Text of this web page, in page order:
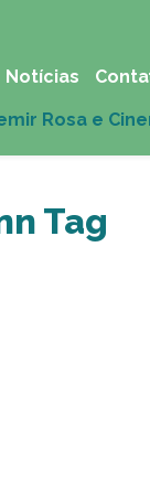
Notícias
Tag